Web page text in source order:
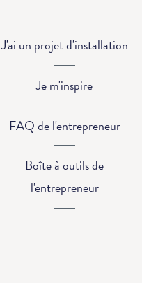
J'ai un projet d'installation
Je m'inspire
FAQ de l'entrepreneur
Boîte à outils de
l'entrepreneur